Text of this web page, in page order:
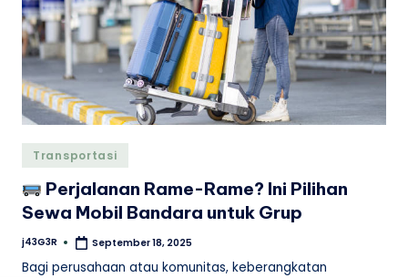
Posted
in
Transportasi
Perjalanan Rame-Rame? Ini Pilihan
Sewa Mobil Bandara untuk Grup
Posted
j43G3R September 18, 2025
Bagi perusahaan atau komunitas, keberangkatan